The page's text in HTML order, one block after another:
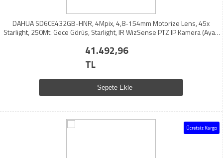
DAHUA SD6CE432GB-HNR, 4Mpix, 4,8-154mm Motorize Lens, 45x
Starlight, 250Mt. Gece Görüş, Starlight, IR WizSense PTZ IP Kamera (Ayak
41.492,96
TL
Sepete Ekle
Ücretsiz Kargo